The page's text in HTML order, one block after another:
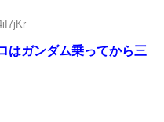
はガンダム乗ってから三